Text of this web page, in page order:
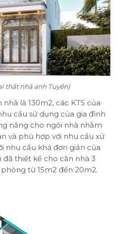
thất nhà anh Tuyển)
là 130m2, các KTS của
cầu sử dụng của gia đình
năng cho ngôi nhà nhằm
và phù hợp với nhu cầu xử
nhu cầu khá đơn giản của
thiết kế cho căn nhà 3
từ 15m2 đến 20m2.